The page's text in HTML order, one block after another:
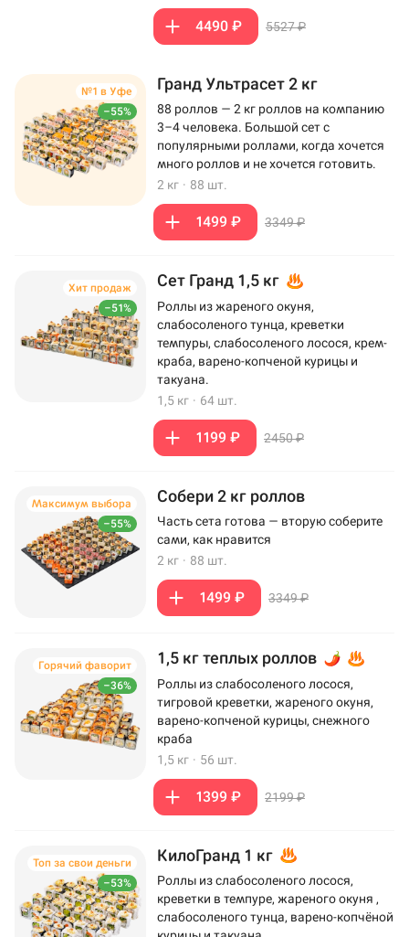
4490 ₽ 5527 ₽
–55%
№1 в Уфе Гранд Ультрасет 2 кг
88 роллов — 2 кг роллов на компанию
3–4 человека. Большой сет с
популярными роллами, когда хочется
много роллов и не хочется готовить.
2 кг · 88 шт.
1499 ₽ 3349 ₽
–51%
Хит продаж Сет Гранд 1,5 кг
Роллы из жареного окуня,
слабосоленого тунца, креветки
темпуры, слабосоленого лосося, крем-
краба, варено-копченой курицы и
такуана.
1,5 кг · 64 шт.
1199 ₽ 2450 ₽
–55%
Максимум выбора Собери 2 кг роллов
Часть сета готова — вторую соберите
сами, как нравится
2 кг · 88 шт.
1499 ₽ 3349 ₽
–36%
Горячий фаворит 1,5 кг теплых роллов
Роллы из слабосоленого лосося,
тигровой креветки, жареного окуня,
варено-копченой курицы, снежного
краба
1,5 кг · 56 шт.
1399 ₽ 2199 ₽
–53%
Топ за свои деньги КилоГранд 1 кг
Роллы из слабосоленого лосося,
креветки в темпуре, жареного окуня ,
слабосоленого тунца, варено-копчёной